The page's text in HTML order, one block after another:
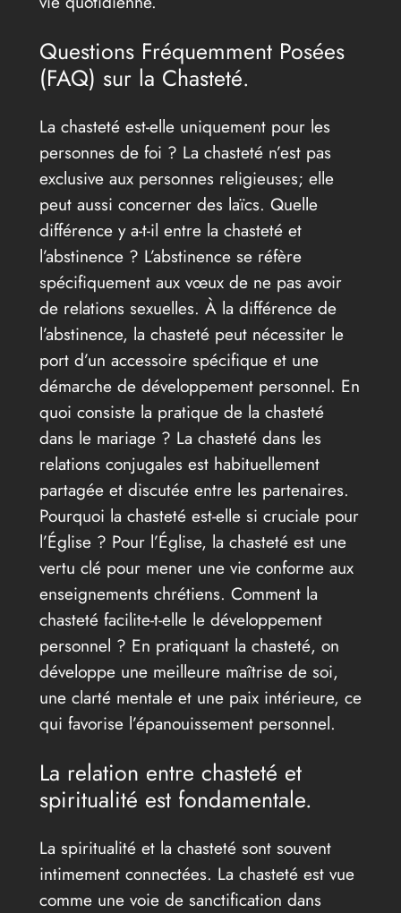
Questions Fréquemment Posées
(FAQ) sur la Chasteté.
La chasteté est-elle uniquement pour les
personnes de foi ? La chasteté n’est pas
exclusive aux personnes religieuses; elle
peut aussi concerner des laïcs. Quelle
différence y a-t-il entre la chasteté et
l’abstinence ? L’abstinence se réfère
spécifiquement aux vœux de ne pas avoir
de relations sexuelles. À la différence de
l’abstinence, la chasteté peut nécessiter le
port d’un accessoire spécifique et une
démarche de développement personnel. En
quoi consiste la pratique de la chasteté
dans le mariage ? La chasteté dans les
relations conjugales est habituellement
partagée et discutée entre les partenaires.
Pourquoi la chasteté est-elle si cruciale pour
l’Église ? Pour l’Église, la chasteté est une
vertu clé pour mener une vie conforme aux
enseignements chrétiens. Comment la
chasteté facilite-t-elle le développement
personnel ? En pratiquant la chasteté, on
développe une meilleure maîtrise de soi,
une clarté mentale et une paix intérieure, ce
qui favorise l’épanouissement personnel.
La relation entre chasteté et
spiritualité est fondamentale.
La spiritualité et la chasteté sont souvent
intimement connectées. La chasteté est vue
comme une voie de sanctification dans